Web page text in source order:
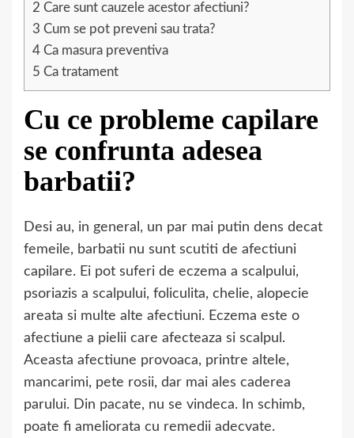
2 Care sunt cauzele acestor afectiuni?
3 Cum se pot preveni sau trata?
4 Ca masura preventiva
5 Ca tratament
Cu ce probleme capilare
se confrunta adesea
barbatii?
Desi au, in general, un par mai putin dens decat
femeile, barbatii nu sunt scutiti de afectiuni
capilare. Ei pot suferi de eczema a scalpului,
psoriazis a scalpului, foliculita, chelie, alopecie
areata si multe alte afectiuni. Eczema este o
afectiune a pielii care afecteaza si scalpul.
Aceasta afectiune provoaca, printre altele,
mancarimi, pete rosii, dar mai ales caderea
parului. Din pacate, nu se vindeca. In schimb,
poate fi ameliorata cu remedii adecvate.